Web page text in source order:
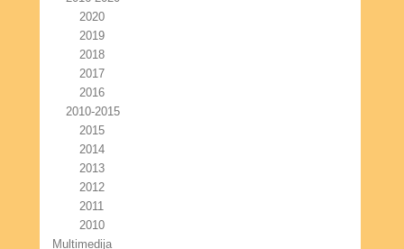
2020
2019
2018
2017
2016
2010-2015
2015
2014
2013
2012
2011
2010
Multimedija